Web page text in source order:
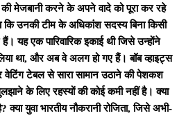
मेजबानी करने के अपने वादे को पूरा कर रहे
उनकी टीम के अधिकांश सदस्य बिना किसी
यह एक पारिवारिक इकाई थी जिसे उन्होंने
था, और अब वे अलग हो गए हैं। बॉब व्हाइट्स
टेबल से सारा सामान उठाने की पेशकश
के लिए रहस्यों की कोई कमी नहीं है। क्या
क्या युवा भारतीय नौकरानी रोजिता, जिसे अभी-